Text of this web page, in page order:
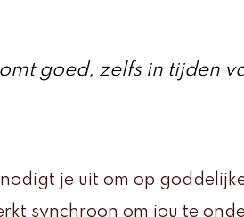
goed, zelfs in tijden
je uit om op
synchroon om jou te